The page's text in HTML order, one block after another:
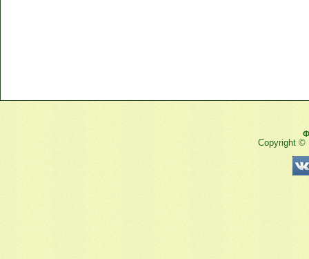
Copyright ©